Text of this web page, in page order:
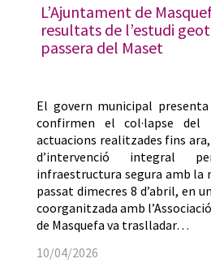
L’Ajuntament de
resultats de l’estudi
passera del Maset
El govern municipal
confirmen el col·lapse
actuacions realitzades fins
d’intervenció integral
infraestructura segura amb
passat dimecres 8 d’abril, en
coorganitzada amb
de Masquefa va traslladar…
10/04/2026